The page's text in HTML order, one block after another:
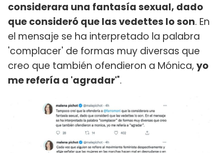
considerara una fantasía sexual, dado
que consideró que las vedettes lo son. En
el mensaje se ha interpretado la palabra
'complacer' de formas muy diversas que
creo que también ofendieron a Mónica, yo
me refería a 'agradar'".